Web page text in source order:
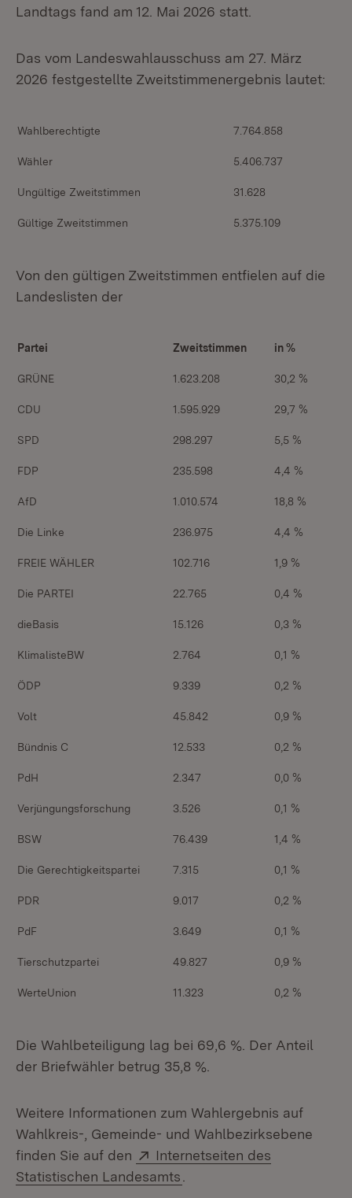
Landtags fand am 12. Mai 2026 statt.
Das vom Landeswahlausschuss am 27. März
2026 festgestellte Zweitstimmenergebnis lautet:
Wahlberechtigte 7.764.858
Wähler 5.406.737
Ungültige Zweitstimmen 31.628
Gültige Zweitstimmen 5.375.109
Von den gültigen Zweitstimmen entfielen auf die
Landeslisten der
Partei Zweitstimmen in %
GRÜNE 1.623.208 30,2 %
CDU 1.595.929 29,7 %
SPD 298.297 5,5 %
FDP 235.598 4,4 %
AfD 1.010.574 18,8 %
Die Linke 236.975 4,4 %
FREIE WÄHLER 102.716 1,9 %
Die PARTEI 22.765 0,4 %
dieBasis 15.126 0,3 %
KlimalisteBW 2.764 0,1 %
ÖDP 9.339 0,2 %
Volt 45.842 0,9 %
Bündnis C 12.533 0,2 %
PdH 2.347 0,0 %
Verjüngungsforschung 3.526 0,1 %
BSW 76.439 1,4 %
Die Gerechtigkeitspartei 7.315 0,1 %
PDR 9.017 0,2 %
PdF 3.649 0,1 %
Tierschutzpartei 49.827 0,9 %
WerteUnion 11.323 0,2 %
Die Wahlbeteiligung lag bei 69,6 %. Der Anteil
der Briefwähler betrug 35,8 %.
Weitere Informationen zum Wahlergebnis auf
Wahlkreis-, Gemeinde- und Wahlbezirksebene
finden Sie auf den
Extern:
Internetseiten des
Statistischen Landesamts